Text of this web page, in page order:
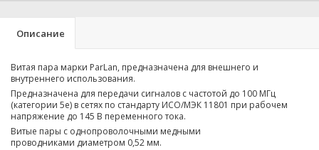
Описание
Витая пара марки ParLan, предназначена для внешнего и
внутреннего использования.
Предназначена для передачи сигналов с частотой до 100 МГц
(категории 5e) в сетях по стандарту ИСО/МЭК 11801 при рабочем
напряжение до 145 В переменного тока.
Витые пары с однопроволочными медными
проводниками диаметром 0,52 мм.